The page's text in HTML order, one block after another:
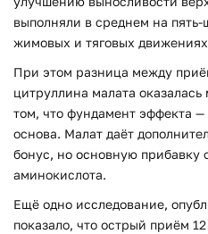
выполняли в среднем на
жимовых и тяговых
При этом разница между
цитруллина малата
том, что фундамент эффекта
основа. Малат даёт
бонус, но основную прибавку
аминокислота.
Ещё одно исследование,
показало, что острый приём